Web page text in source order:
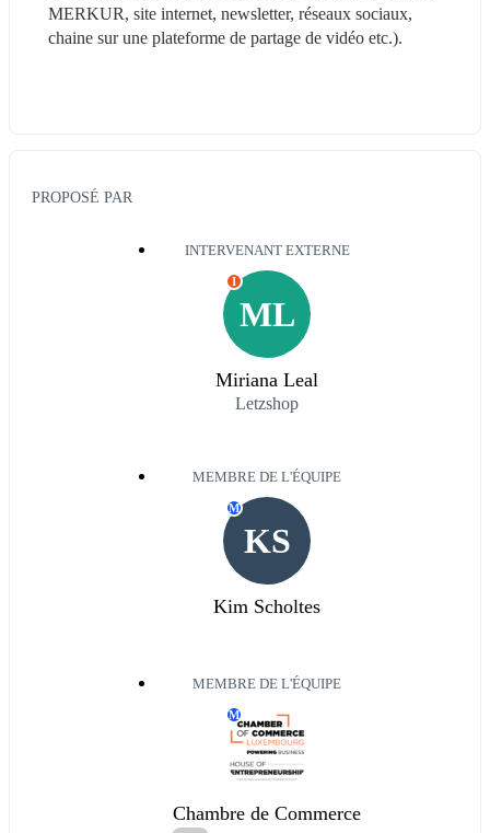
MERKUR, site internet, newsletter, réseaux sociaux,
chaine sur une plateforme de partage de vidéo etc.).
PROPOSÉ PAR
INTERVENANT EXTERNE
ML
I
Miriana Leal
Letzshop
MEMBRE DE L'ÉQUIPE
KS
M
Kim Scholtes
MEMBRE DE L'ÉQUIPE
M
Chambre de Commerce